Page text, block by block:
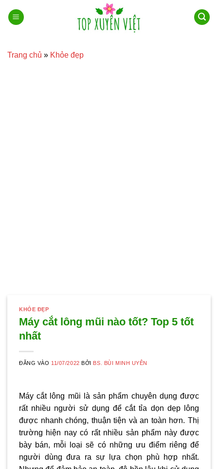
qua
Trang chủ » Khỏe đẹp
KHỎE ĐẸP
Máy cắt lông mũi nào tốt? Top 5 tốt
nhất
ĐĂNG VÀO 11/07/2022 BỞI BS. BÙI MINH UYÊN
Máy cắt lông mũi là sản phẩm chuyên dụng được
rất nhiều người sử dụng để cắt tỉa dọn dẹp lông
được nhanh chóng, thuận tiện và an toàn hơn. Thị
trường hiện nay có rất nhiều sản phẩm này được
bày bán, mỗi loại sẽ có những ưu điểm riêng để
người dùng đưa ra sự lựa chọn phù hợp nhất.